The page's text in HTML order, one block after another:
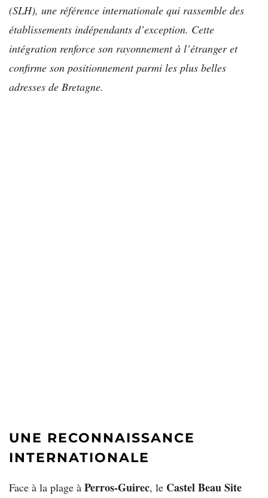
(SLH), une référence internationale qui rassemble des
établissements indépendants d’exception. Cette
intégration renforce son rayonnement à l’étranger et
confirme son positionnement parmi les plus belles
adresses de Bretagne.
UNE RECONNAISSANCE
INTERNATIONALE
Face à la plage à Perros-Guirec, le Castel Beau Site